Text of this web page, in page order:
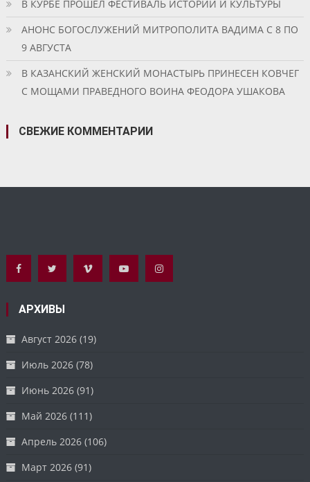
В КУРБЕ ПРОШЕЛ ФЕСТИВАЛЬ ИСТОРИИ И КУЛЬТУРЫ
АНОНС БОГОСЛУЖЕНИЙ МИТРОПОЛИТА ВАДИМА С 8 ПО
9 АВГУСТА
В КАЗАНСКИЙ ЖЕНСКИЙ МОНАСТЫРЬ ПРИНЕСЕН КОВЧЕГ
С МОЩАМИ ПРАВЕДНОГО ВОИНА ФЕОДОРА УШАКОВА
СВЕЖИЕ КОММЕНТАРИИ
АРХИВЫ
Август 2026 (19)
Июль 2026 (78)
Июнь 2026 (91)
Май 2026 (111)
Апрель 2026 (106)
Март 2026 (91)